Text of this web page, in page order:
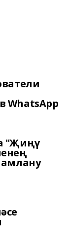
WhatsApp
"Җиңү